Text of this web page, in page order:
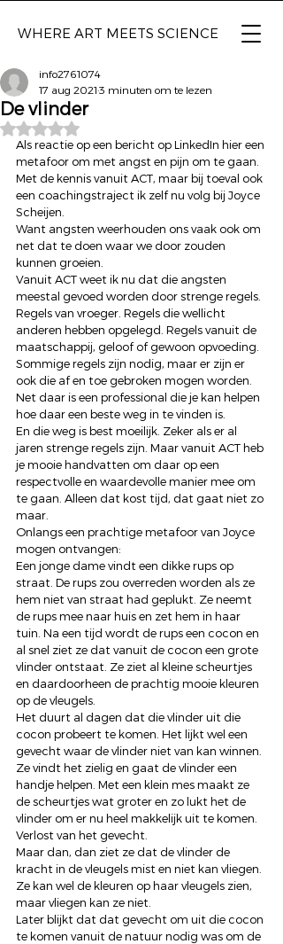
WHERE ART MEETS SCIENCE
De vlinder
info2761074
17 aug 2021 3 minuten om te lezen
Beoordeeld met NaN uit 5 sterren.
Als reactie op een bericht op LinkedIn hier een
metafoor om met angst en pijn om te gaan.
Met de kennis vanuit ACT, maar bij toeval ook
een coachingstraject ik zelf nu volg bij Joyce
Scheijen.
Want angsten weerhouden ons vaak ook om
net dat te doen waar we door zouden
kunnen groeien.
Vanuit ACT weet ik nu dat die angsten
meestal gevoed worden door strenge regels.
Regels van vroeger. Regels die wellicht
anderen hebben opgelegd. Regels vanuit de
maatschappij, geloof of gewoon opvoeding.
Sommige regels zijn nodig, maar er zijn er
ook die af en toe gebroken mogen worden.
Net daar is een professional die je kan helpen
hoe daar een beste weg in te vinden is.
En die weg is best moeilijk. Zeker als er al
jaren strenge regels zijn. Maar vanuit ACT heb
je mooie handvatten om daar op een
respectvolle en waardevolle manier mee om
te gaan. Alleen dat kost tijd, dat gaat niet zo
maar.
Onlangs een prachtige metafoor van Joyce
mogen ontvangen:
Een jonge dame vindt een dikke rups op
straat. De rups zou overreden worden als ze
hem niet van straat had geplukt. Ze neemt
de rups mee naar huis en zet hem in haar
tuin. Na een tijd wordt de rups een cocon en
al snel ziet ze dat vanuit de cocon een grote
vlinder ontstaat. Ze ziet al kleine scheurtjes
en daardoorheen de prachtig mooie kleuren
op de vleugels.
Het duurt al dagen dat die vlinder uit die
cocon probeert te komen. Het lijkt wel een
gevecht waar de vlinder niet van kan winnen.
Ze vindt het zielig en gaat de vlinder een
handje helpen. Met een klein mes maakt ze
de scheurtjes wat groter en zo lukt het de
vlinder om er nu heel makkelijk uit te komen.
Verlost van het gevecht.
Maar dan, dan ziet ze dat de vlinder de
kracht in de vleugels mist en niet kan vliegen.
Ze kan wel de kleuren op haar vleugels zien,
maar vliegen kan ze niet.
Later blijkt dat dat gevecht om uit die cocon
te komen vanuit de natuur nodig was om de